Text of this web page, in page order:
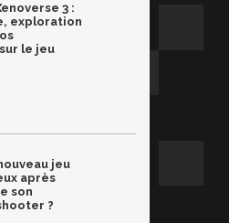
3 :
exploration
le jeu
jeu
après
son
?